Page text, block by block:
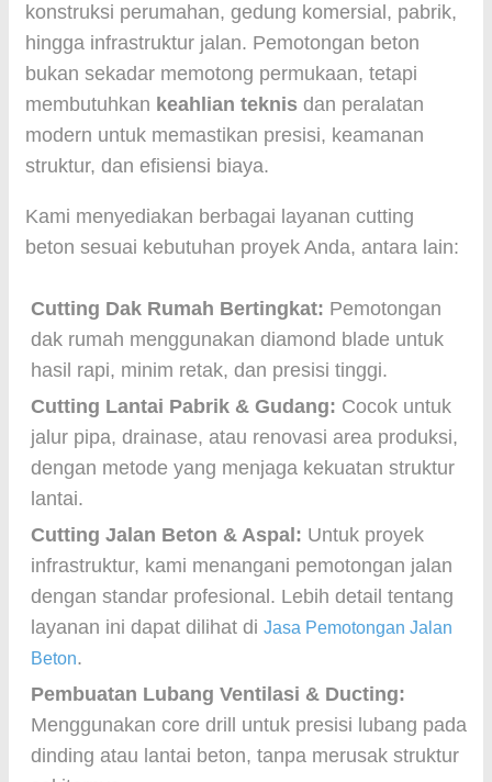
konstruksi perumahan, gedung komersial, pabrik,
hingga infrastruktur jalan. Pemotongan beton
bukan sekadar memotong permukaan, tetapi
membutuhkan keahlian teknis dan peralatan
modern untuk memastikan presisi, keamanan
struktur, dan efisiensi biaya.
Kami menyediakan berbagai layanan cutting
beton sesuai kebutuhan proyek Anda, antara lain:
Cutting Dak Rumah Bertingkat: Pemotongan
dak rumah menggunakan diamond blade untuk
hasil rapi, minim retak, dan presisi tinggi.
Cutting Lantai Pabrik & Gudang: Cocok untuk
jalur pipa, drainase, atau renovasi area produksi,
dengan metode yang menjaga kekuatan struktur
lantai.
Cutting Jalan Beton & Aspal: Untuk proyek
infrastruktur, kami menangani pemotongan jalan
dengan standar profesional. Lebih detail tentang
layanan ini dapat dilihat di Jasa Pemotongan Jalan
Beton.
Pembuatan Lubang Ventilasi & Ducting:
Menggunakan core drill untuk presisi lubang pada
dinding atau lantai beton, tanpa merusak struktur